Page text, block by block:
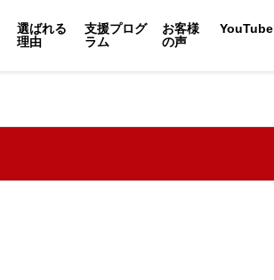
選ばれる
理由
支援プログ
ラム
お客様
の声
YouTube